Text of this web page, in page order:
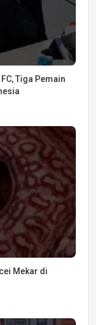
Tiga Pemain
Mekar di